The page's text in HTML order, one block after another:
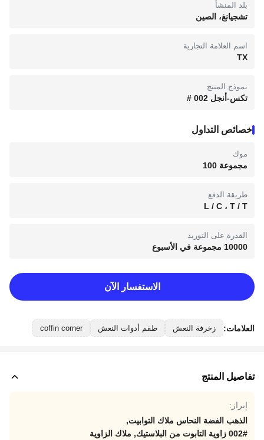
بلد المنشأ
تشجيانغ، الصين
اسم العلامة التجارية
TX
نموذج المنتج
تكس-أنجل 002 #
خصائص التداول
موك
مجموعة 100
طريقة الدفع
L / C ، T / T
القدرة على التوريد
10000 مجموعة في الأسبوع
الاستفسار الآن
العلامات: زخرفة النعش طقم أدوات النعش coffin corner
تفاصيل المنتج
إبراز:
الذهب الفضة النحاس ملاك التوابيت,
002# زاوية التابوت من البلاستيك
, ملاك الزاوية